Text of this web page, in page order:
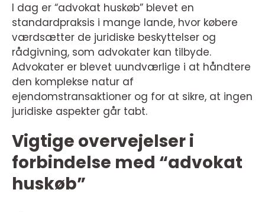
I dag er “advokat huskøb” blevet en
standardpraksis i mange lande, hvor købere
værdsætter de juridiske beskyttelser og
rådgivning, som advokater kan tilbyde.
Advokater er blevet uundværlige i at håndtere
den komplekse natur af
ejendomstransaktioner og for at sikre, at ingen
juridiske aspekter går tabt.
Vigtige overvejelser i
forbindelse med “advokat
huskøb”